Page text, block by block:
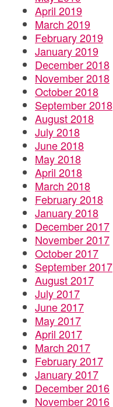
April 2019
March 2019
February 2019
January 2019
December 2018
November 2018
October 2018
September 2018
August 2018
July 2018
June 2018
May 2018
April 2018
March 2018
February 2018
January 2018
December 2017
November 2017
October 2017
September 2017
August 2017
July 2017
June 2017
May 2017
April 2017
March 2017
February 2017
January 2017
December 2016
November 2016